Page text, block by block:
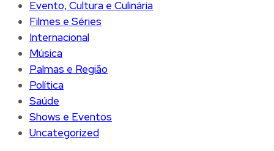
Evento, Cultura e Culinária
Filmes e Séries
Internacional
Música
Palmas e Região
Política
Saúde
Shows e Eventos
Uncategorized